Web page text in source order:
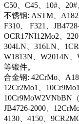
C50、C45、10#、
不锈钢: ASTM、A182
F310、 F321、
OCR17NI12Mo2、
304LN、316LN、
W1813N、W2014N
等锻件。
合金钢: 42CrMo、
12Cr2Mo1、
10Cr9MoW2VNbBN
JB4726-2000、
4130、4150、